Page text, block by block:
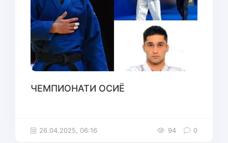
ЧЕМПИОНАТИ ОСИЁ
26.04.2025, 06:16 94 0